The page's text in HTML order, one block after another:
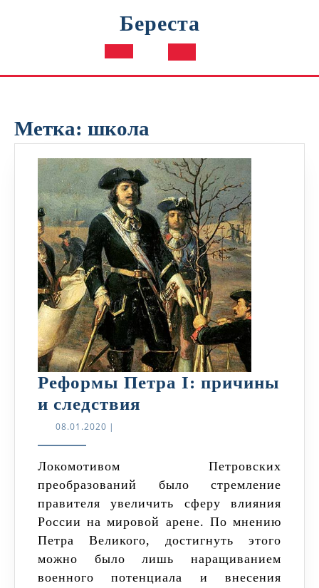
Береста
Кнопка
Метка: школа
Реформы Петра I: причины
и следствия
причины
следствия
08.01.2020 08.01.2020
|
Локомотивом Петровских
преобразований было стремление
правителя увеличить сферу влияния
России на мировой арене. По мнению
Петра Великого, достигнуть этого
можно было лишь наращиванием
военного потенциала и внесения